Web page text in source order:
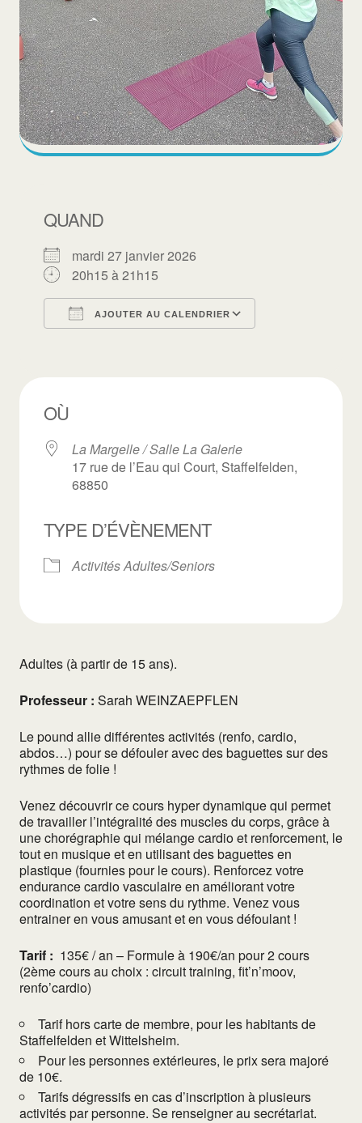
QUAND
mardi 27 janvier 2026
20h15 à 21h15
AJOUTER AU CALENDRIER
OÙ
La Margelle / Salle La Galerie
17 rue de l’Eau qui Court, Staffelfelden,
68850
TYPE D’ÉVÈNEMENT
Activités Adultes/Seniors
Adultes (à partir de 15 ans).
Professeur : Sarah WEINZAEPFLEN
Le pound allie différentes activités (renfo, cardio,
abdos…) pour se défouler avec des baguettes sur des
rythmes de folie !
Venez découvrir ce cours hyper dynamique qui permet
de travailler l’intégralité des muscles du corps, grâce à
une chorégraphie qui mélange cardio et renforcement, le
tout en musique et en utilisant des baguettes en
plastique (fournies pour le cours). Renforcez votre
endurance cardio vasculaire en améliorant votre
coordination et votre sens du rythme. Venez vous
entrainer en vous amusant et en vous défoulant !
Tarif : 135€ / an – Formule à 190€/an pour 2 cours
(2ème cours au choix : circuit training, fit’n’moov,
renfo’cardio)
Tarif hors carte de membre, pour les habitants de
Staffelfelden et Wittelsheim.
Pour les personnes extérieures, le prix sera majoré
de 10€.
Tarifs dégressifs en cas d’inscription à plusieurs
activités par personne. Se renseigner au secrétariat.